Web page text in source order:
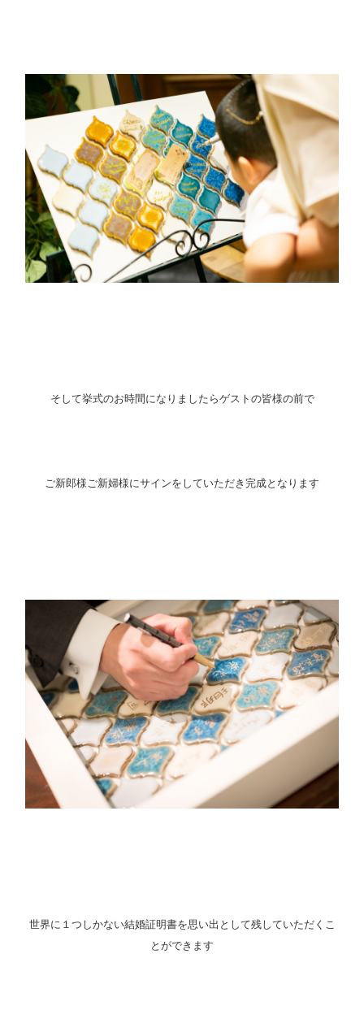
そして挙式のお時間になりましたらゲストの皆様の前で
ご新郎様ご新婦様にサインをしていただき完成となります
世界に１つしかない結婚証明書を思い出として残していただくこ
とができます